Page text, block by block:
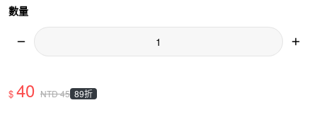
數量
$ 40 NTD45 89折